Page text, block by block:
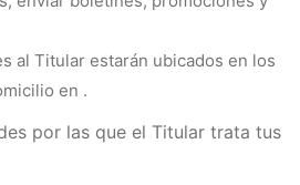
al Titular estarán ubicados en los
en .
por las que el Titular trata tus